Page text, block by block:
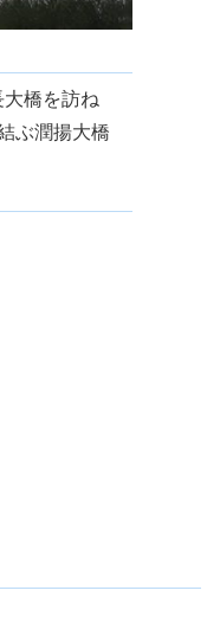
大橋を訪ね
ぶ潤揚大橋